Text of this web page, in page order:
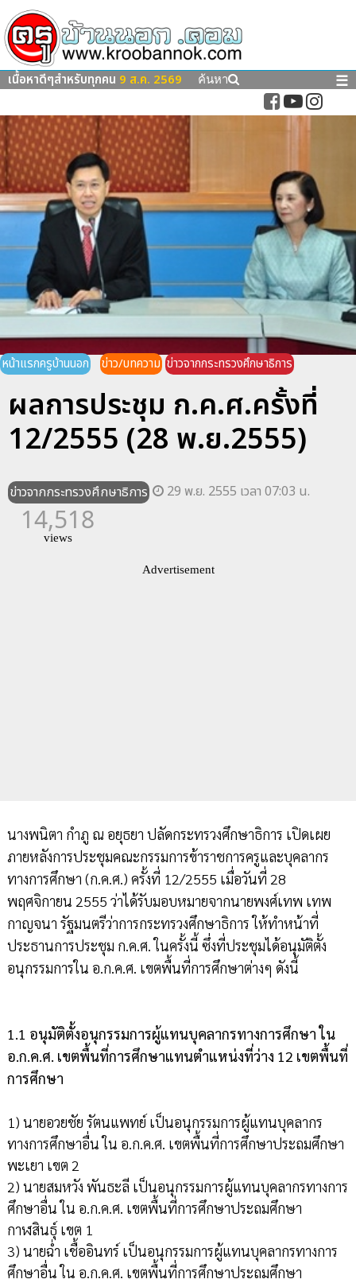
เนื้อหาดีๆสำหรับทุกคน 9 ส.ค. 2569 ค้นหา ☰
หน้าแรกครูบ้านนอก ข่าว/บทความ ข่าวจากกระทรวงศึกษาธิการ
ผลการประชุม ก.ค.ศ.ครั้งที่
12/2555 (28 พ.ย.2555)
ข่าวจากกระทรวงศึกษาธิการ 29 พ.ย. 2555 เวลา 07:03 น.
14,518
views
Advertisement
นางพนิตา กำภู ณ อยุธยา ปลัดกระทรวงศึกษาธิการ เปิดเผย
ภายหลังการประชุมคณะกรรมการข้าราชการครูและบุคลากร
ทางการศึกษา (ก.ค.ศ.) ครั้งที่ 12/2555 เมื่อวันที่ 28
พฤศจิกายน 2555 ว่าได้รับมอบหมายจากนายพงศ์เทพ เทพ
กาญจนา รัฐมนตรีว่าการกระทรวงศึกษาธิการ ให้ทำหน้าที่
ประธานการประชุม ก.ค.ศ. ในครั้งนี้ ซึ่งที่ประชุมได้อนุมัติตั้ง
อนุกรรมการใน อ.ก.ค.ศ. เขตพื้นที่การศึกษาต่างๆ ดังนี้
1.1 อนุมัติตั้งอนุกรรมการผู้แทนบุคลากรทางการศึกษา ใน
อ.ก.ค.ศ. เขตพื้นที่การศึกษาแทนตำแหน่งที่ว่าง 12 เขตพื้นที่
การศึกษา
1) นายอวยชัย รัตนแพทย์ เป็นอนุกรรมการผู้แทนบุคลากร
ทางการศึกษาอื่น ใน อ.ก.ค.ศ. เขตพื้นที่การศึกษาประถมศึกษา
พะเยา เขต 2
2) นายสมหวัง พันธะลี เป็นอนุกรรมการผู้แทนบุคลากรทางการ
ศึกษาอื่น ใน อ.ก.ค.ศ. เขตพื้นที่การศึกษาประถมศึกษา
กาฬสินธุ์ เขต 1
3) นายฉ่ำ เชื้ออินทร์ เป็นอนุกรรมการผู้แทนบุคลากรทางการ
ศึกษาอื่น ใน อ.ก.ค.ศ. เขตพื้นที่การศึกษาประถมศึกษา